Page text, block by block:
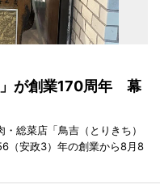
」が創業170周年 幕
総菜店「鳥吉（とりきち）
（安政3）年の創業から8月8